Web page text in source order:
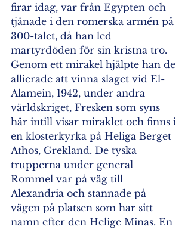
firar idag, var från Egypten och
tjänade i den romerska armén på
300-talet, då han led
martyrdöden för sin kristna tro.
Genom ett mirakel hjälpte han de
allierade att vinna slaget vid El-
Alamein, 1942, under andra
världskriget, Fresken som syns
här intill visar miraklet och finns i
en klosterkyrka på Heliga Berget
Athos, Grekland. De tyska
trupperna under general
Rommel var på väg till
Alexandria och stannade på
vägen på platsen som har sitt
namn efter den Helige Minas. En